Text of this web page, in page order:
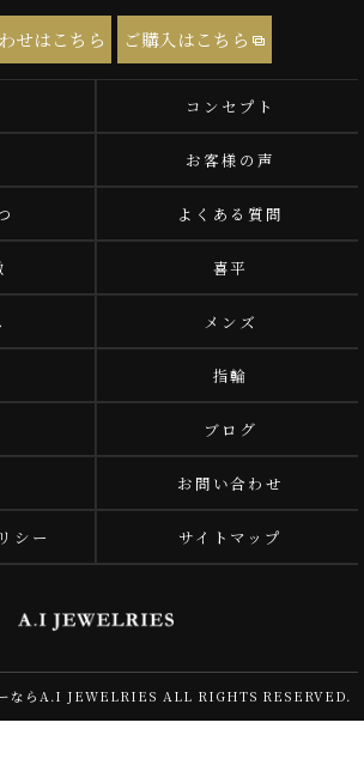
せはこちら ご購入はこちら
コンセプト
お客様の声
よくある質問
喜平
メンズ
指輪
ブログ
お問い合わせ
シー サイトマップ
ならA.I JEWELRIES ALL RIGHTS RESERVED.